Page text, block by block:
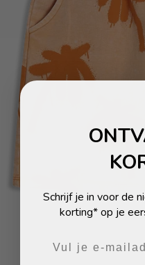
Schrijf je in voor de
korting* op je